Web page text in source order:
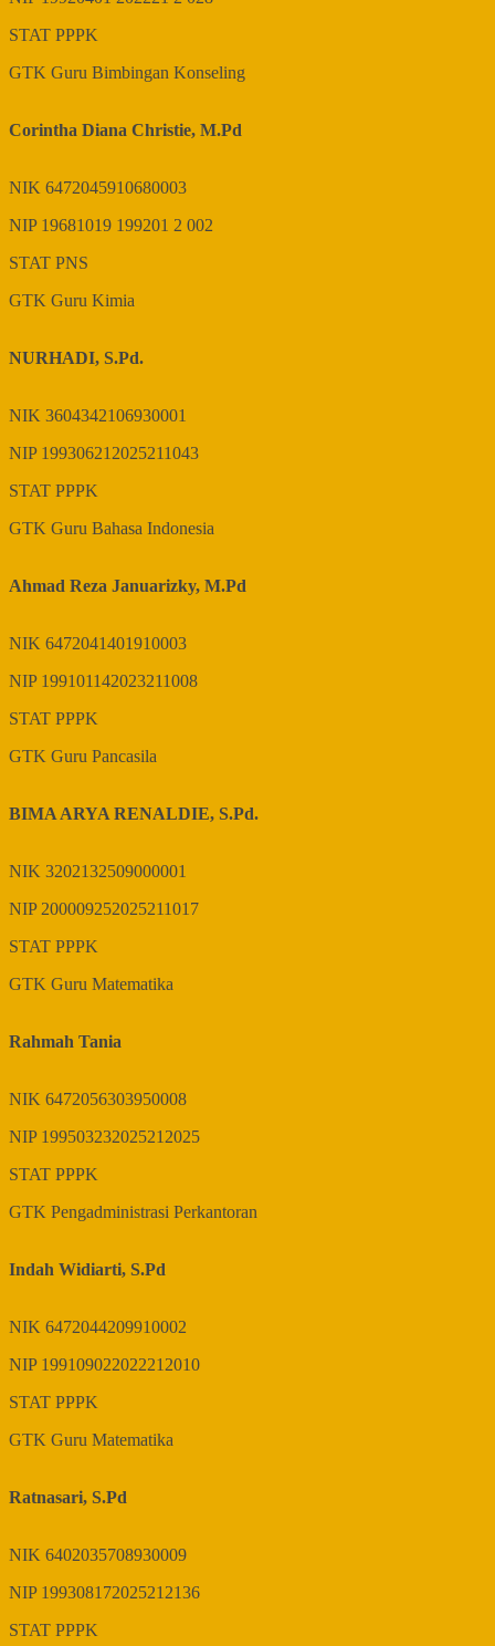
STAT PPPK
GTK Guru Bimbingan Konseling
Corintha Diana Christie, M.Pd
NIK 6472045910680003
NIP 19681019 199201 2 002
STAT PNS
GTK Guru Kimia
NURHADI, S.Pd.
NIK 3604342106930001
NIP 199306212025211043
STAT PPPK
GTK Guru Bahasa Indonesia
Ahmad Reza Januarizky, M.Pd
NIK 6472041401910003
NIP 199101142023211008
STAT PPPK
GTK Guru Pancasila
BIMA ARYA RENALDIE, S.Pd.
NIK 3202132509000001
NIP 200009252025211017
STAT PPPK
GTK Guru Matematika
Rahmah Tania
NIK 6472056303950008
NIP 199503232025212025
STAT PPPK
GTK Pengadministrasi Perkantoran
Indah Widiarti, S.Pd
NIK 6472044209910002
NIP 199109022022212010
STAT PPPK
GTK Guru Matematika
Ratnasari, S.Pd
NIK 6402035708930009
NIP 199308172025212136
STAT PPPK